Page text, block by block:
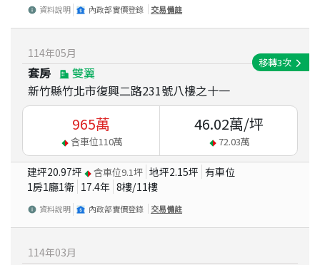
資料說明 內政部實價登錄 交易備註
114年05月
套房
雙翼
新竹縣竹北市復興二路231號八樓之十一
移轉3次
965萬
含車位110萬
46.02萬/坪
72.03萬
建坪20.97坪 含車位9.1坪 地坪2.15坪 有車位
1房1廳1衛 17.4年 8樓/11樓
資料說明 內政部實價登錄 交易備註
114年03月